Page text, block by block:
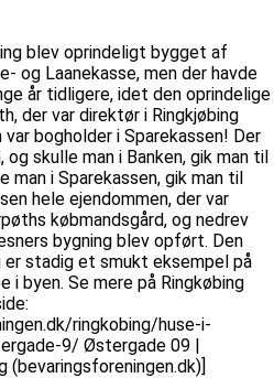
blev oprindeligt bygget af
og Laanekasse, men der havde
år tidligere, idet den oprindelige
der var direktør i Ringkjøbing
bogholder i Sparekassen! Der
skulle man i Banken, gik man til
man i Sparekassen, gik man til
hele ejendommen, der var
købmandsgård, og nedrev
bygning blev opført. Den
stadig et smukt eksempel på
i byen. Se mere på Ringkøbing
ringkobing/huse-i-
9/ Østergade 09 |
(bevaringsforeningen.dk)]